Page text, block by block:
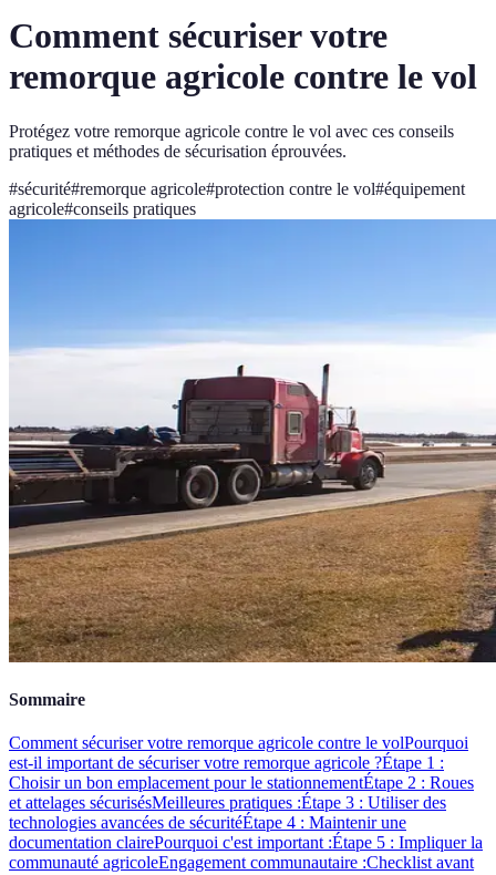
Comment sécuriser votre
remorque agricole contre le vol
Protégez votre remorque agricole contre le vol avec ces conseils
pratiques et méthodes de sécurisation éprouvées.
#sécurité#remorque agricole#protection contre le vol#équipement
agricole#conseils pratiques
Sommaire
Comment sécuriser votre remorque agricole contre le volPourquoi
est-il important de sécuriser votre remorque agricole ?Étape 1 :
Choisir un bon emplacement pour le stationnementÉtape 2 : Roues
et attelages sécurisésMeilleures pratiques :Étape 3 : Utiliser des
technologies avancées de sécuritéÉtape 4 : Maintenir une
documentation clairePourquoi c'est important :Étape 5 : Impliquer la
communauté agricoleEngagement communautaire :Checklist avant